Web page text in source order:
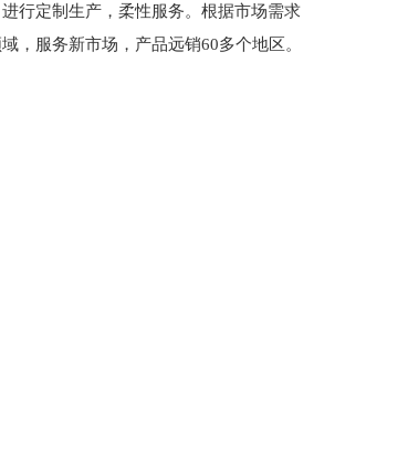
行定制生产，柔性服务。根据市场需求
，服务新市场，产品远销60多个地区。